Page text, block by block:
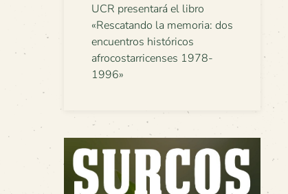
UCR presentará el libro
«Rescatando la memoria: dos
encuentros históricos
afrocostarricenses 1978-
1996»